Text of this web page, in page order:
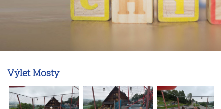
Fotogalerie
Slavíčci
Sovičky
Datlíci
Výlet Mosty